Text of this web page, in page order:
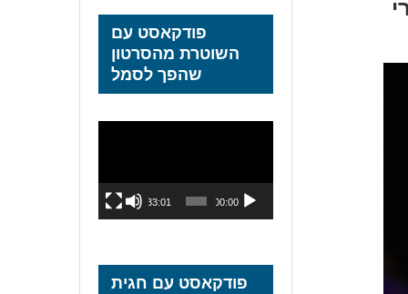
פודקאסט עם
השוטרת מהסרטון
שהפך לסמל
00:00
33:01
פודקאסט עם חגית